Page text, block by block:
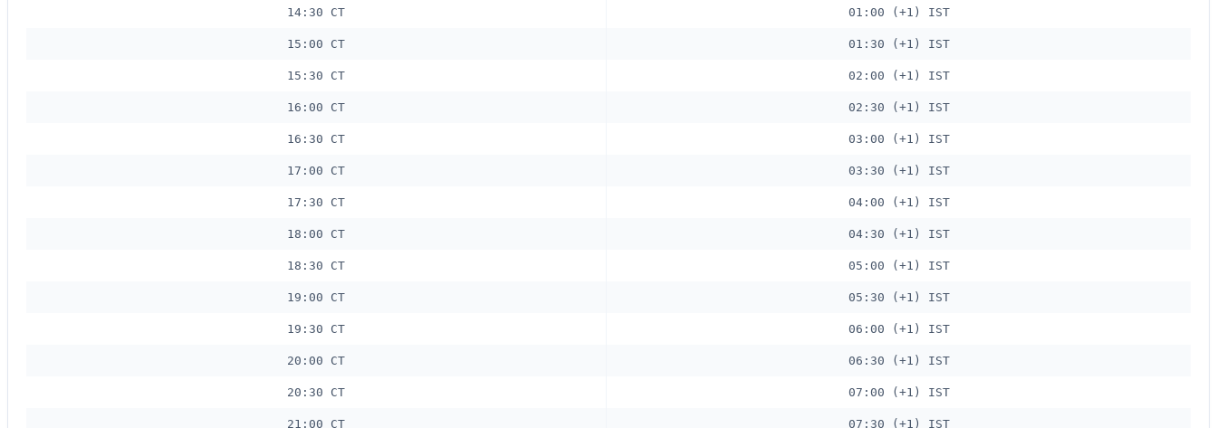
14:30 CT 01:00 (+1) IST
15:00 CT 01:30 (+1) IST
15:30 CT 02:00 (+1) IST
16:00 CT 02:30 (+1) IST
16:30 CT 03:00 (+1) IST
17:00 CT 03:30 (+1) IST
17:30 CT 04:00 (+1) IST
18:00 CT 04:30 (+1) IST
18:30 CT 05:00 (+1) IST
19:00 CT 05:30 (+1) IST
19:30 CT 06:00 (+1) IST
20:00 CT 06:30 (+1) IST
20:30 CT 07:00 (+1) IST
21:00 CT 07:30 (+1) IST